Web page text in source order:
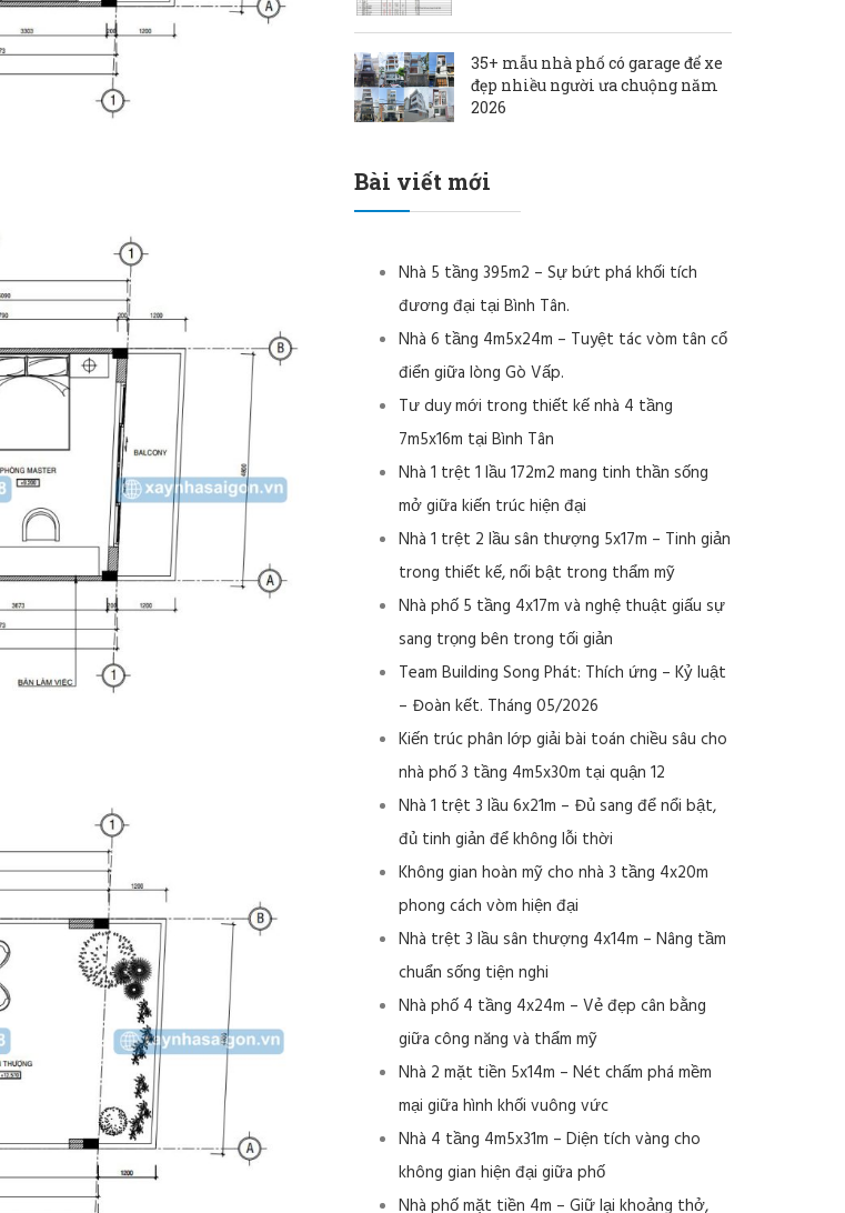
35+ mẫu nhà phố có garage để xe
đẹp nhiều người ưa chuộng năm
2026
Bài viết mới
Nhà 5 tầng 395m2 – Sự bứt phá khối tích
đương đại tại Bình Tân.
Nhà 6 tầng 4m5x24m – Tuyệt tác vòm tân cổ
điển giữa lòng Gò Vấp.
Tư duy mới trong thiết kế nhà 4 tầng
7m5x16m tại Bình Tân
Nhà 1 trệt 1 lầu 172m2 mang tinh thần sống
mở giữa kiến trúc hiện đại
Nhà 1 trệt 2 lầu sân thượng 5x17m – Tinh giản
trong thiết kế, nổi bật trong thẩm mỹ
Nhà phố 5 tầng 4x17m và nghệ thuật giấu sự
sang trọng bên trong tối giản
Team Building Song Phát: Thích ứng – Kỷ luật
– Đoàn kết. Tháng 05/2026
Kiến trúc phân lớp giải bài toán chiều sâu cho
nhà phố 3 tầng 4m5x30m tại quận 12
Nhà 1 trệt 3 lầu 6x21m – Đủ sang để nổi bật,
đủ tinh giản để không lỗi thời
Không gian hoàn mỹ cho nhà 3 tầng 4x20m
phong cách vòm hiện đại
Nhà trệt 3 lầu sân thượng 4x14m – Nâng tầm
chuẩn sống tiện nghi
Nhà phố 4 tầng 4x24m – Vẻ đẹp cân bằng
giữa công năng và thẩm mỹ
Nhà 2 mặt tiền 5x14m – Nét chấm phá mềm
mại giữa hình khối vuông vức
Nhà 4 tầng 4m5x31m – Diện tích vàng cho
không gian hiện đại giữa phố
Nhà phố mặt tiền 4m – Giữ lại khoảng thở,